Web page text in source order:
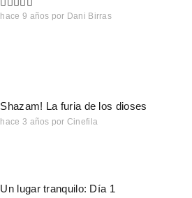
hace 9 años por Dani Birras
Shazam! La furia de los dioses
hace 3 años por Cinefila
Un lugar tranquilo: Día 1